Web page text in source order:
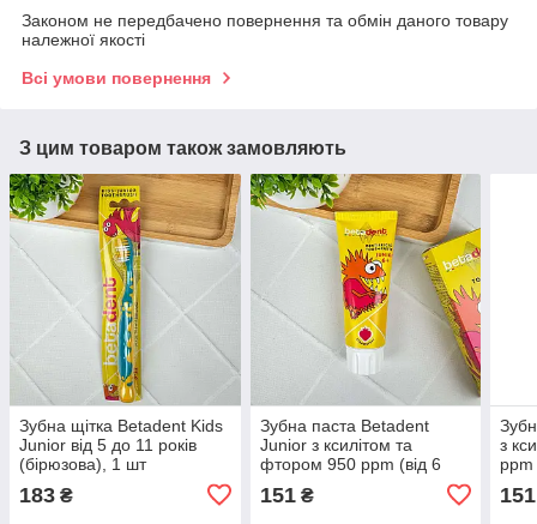
Законом не передбачено повернення та обмін даного товару
належної якості
Всі умови повернення
З цим товаром також замовляють
Зубна щітка Betadent Kids
Junior від 5 до 11 років
(бірюзова), 1 шт
183 ₴
Зубна паста Betadent
Junior з ксилітом та
фтором 950 ppm (від 6
років), смак полуниці, 75
мл
151₴
з
ppm
151